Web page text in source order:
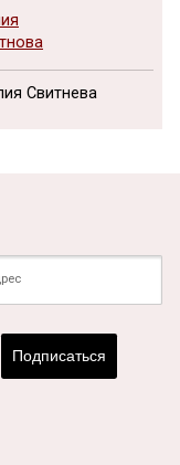
Свитнева
Подписаться